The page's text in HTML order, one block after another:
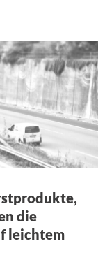
die
leichtem